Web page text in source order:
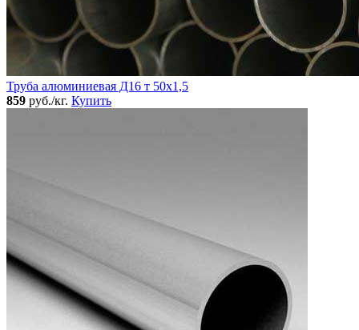
Труба алюминиевая Д16 т 50х1,5
859 руб./кг. Купить